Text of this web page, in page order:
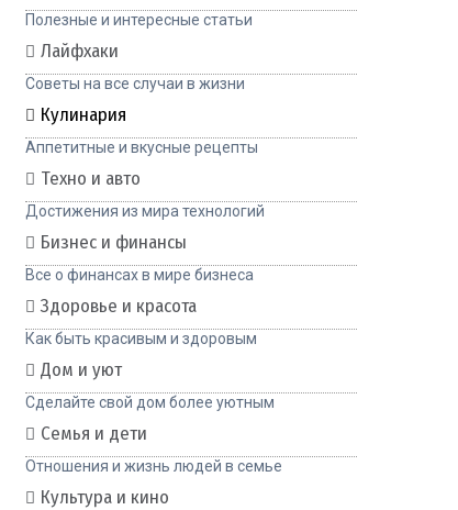
Полезные и интересные статьи
Лайфхаки
Советы на все случаи в жизни
Кулинария
Аппетитные и вкусные рецепты
Техно и авто
Достижения из мира технологий
Бизнес и финансы
Все о финансах в мире бизнеса
Здоровье и красота
Как быть красивым и здоровым
Дом и уют
Сделайте свой дом более уютным
Семья и дети
Отношения и жизнь людей в семье
Культура и кино